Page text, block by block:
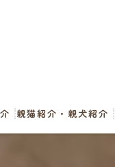
親猫紹介・親犬紹介